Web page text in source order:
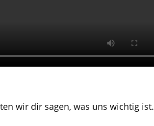
wir dir sagen, was uns wichtig ist.